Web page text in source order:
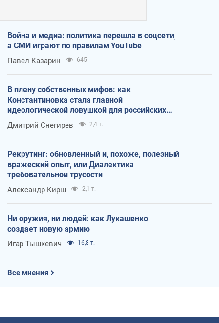
Война и медиа: политика перешла в соцсети,
а СМИ играют по правилам YouTube
Павел Казарин 645
В плену собственных мифов: как
Константиновка стала главной
идеологической ловушкой для российских
оккупантов
Дмитрий Снегирев 2,4 т.
Рекрутинг: обновленный и, похоже, полезный
вражеский опыт, или Диалектика
требовательной трусости
Александр Кирш 2,1 т.
Ни оружия, ни людей: как Лукашенко
создает новую армию
Игар Тышкевич 16,8 т.
Все мнения